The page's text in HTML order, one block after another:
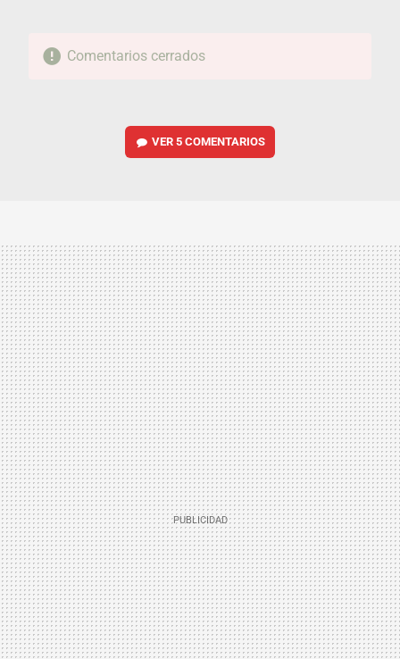
Comentarios cerrados
VER5 COMENTARIOS